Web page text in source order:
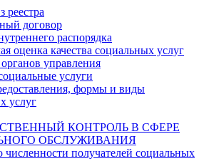
реестра
договор
распорядка
оценка качества социальных услуг
управления
услуги
формы и виды
услуг
КОНТРОЛЬ В СФЕРЕ
ОБСЛУЖИВАНИЯ
численности получателей социальных